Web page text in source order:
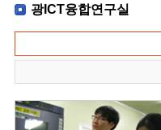
광ICT융합연구실